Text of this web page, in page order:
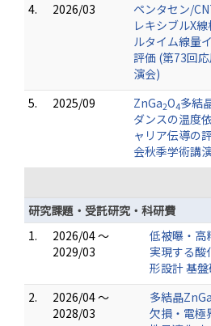
4.
2026/03
ペンタセン/
レキシブルX
ルタイム線量
評価 (第73回
演会)
5.
2025/09 ZnGa2O4多結
ダンスの温度
ャリア伝導の
会秋季学術講
研究課題・受託研究・科研費
1.
2026/04 ～
2029/03
低被曝・高
実現する酸
形設計 基盤
2.
2026/04 ～
2028/03
多結晶
欠損・電極